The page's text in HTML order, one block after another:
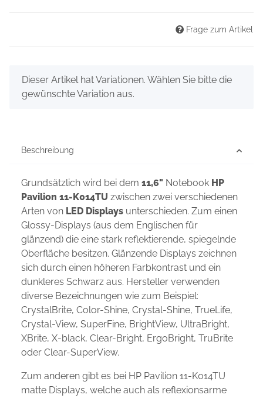
Frage zum Artikel
x
Dieser Artikel hat Variationen. Wählen Sie bitte die
gewünschte Variation aus.
Beschreibung
Grundsätzlich wird bei dem 11,6" Notebook HP
Pavilion 11-K014TU zwischen zwei verschiedenen
Arten von LED Displays unterschieden. Zum einen
Glossy-Displays (aus dem Englischen für
glänzend) die eine stark reflektierende, spiegelnde
Oberfläche besitzen. Glänzende Displays zeichnen
sich durch einen höheren Farbkontrast und ein
dunkleres Schwarz aus. Hersteller verwenden
diverse Bezeichnungen wie zum Beispiel:
CrystalBrite, Color-Shine, Crystal-Shine, TrueLife,
Crystal-View, SuperFine, BrightView, UltraBright,
XBrite, X-black, Clear-Bright, ErgoBright, TruBrite
oder Clear-SuperView.
Zum anderen gibt es bei HP Pavilion 11-K014TU
matte Displays, welche auch als reflexionsarme